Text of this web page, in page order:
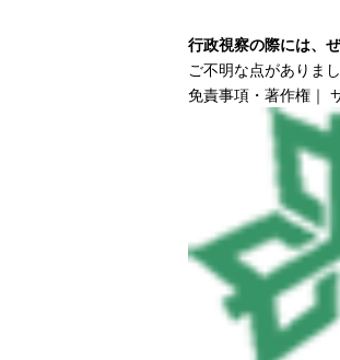
行政視察の際には、
ご不明な点がありま
免責事項・著作権 ｜